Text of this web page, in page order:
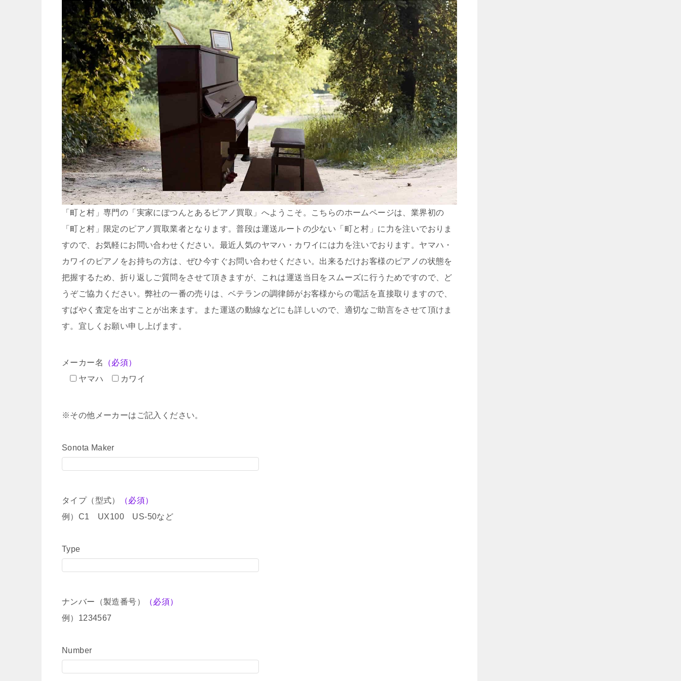
「町と村」専門の「実家にぽつんとあるピアノ買取」へようこそ。こちらのホームページは、業界初の
「町と村」限定のピアノ買取業者となります。普段は運送ルートの少ない「町と村」に力を注いでおりま
すので、お気軽にお問い合わせください。最近人気のヤマハ・カワイには力を注いでおります。ヤマハ・
カワイのピアノをお持ちの方は、ぜひ今すぐお問い合わせください。出来るだけお客様のピアノの状態を
把握するため、折り返しご質問をさせて頂きますが、これは運送当日をスムーズに行うためですので、ど
うぞご協力ください。弊社の一番の売りは、ベテランの調律師がお客様からの電話を直接取りますので、
すばやく査定を出すことが出来ます。また運送の動線などにも詳しいので、適切なご助言をさせて頂けま
す。宜しくお願い申し上げます。
メーカー名
（必須）
ヤマハ
カワイ
※その他メーカーはご記入ください。
Sonota Maker
タイプ（型式）
（必須）
例）C1 UX100 US-50など
Type
ナンバー（製造番号）
（必須）
例）1234567
Number